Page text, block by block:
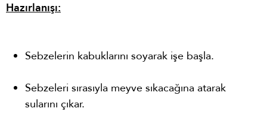
Hazırlanışı:
Sebzelerin kabuklarını soyarak işe başla.
Sebzeleri sırasıyla meyve sıkacağına atarak
sularını çıkar.